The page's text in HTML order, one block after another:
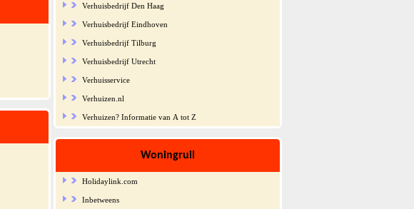
Verhuisbedrijf Den Haag
Verhuisbedrijf Eindhoven
Verhuisbedrijf Tilburg
Verhuisbedrijf Utrecht
Verhuisservice
Verhuizen.nl
Verhuizen? Informatie van A tot Z
Woningruil
Holidaylink.com
Inbetweens